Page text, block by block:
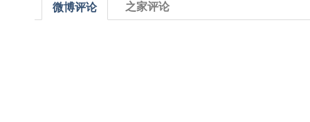
微博评论 之家评论